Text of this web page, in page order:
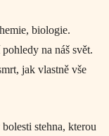
biologie.
na náš svět.
jak vlastně vše
stehna, kterou